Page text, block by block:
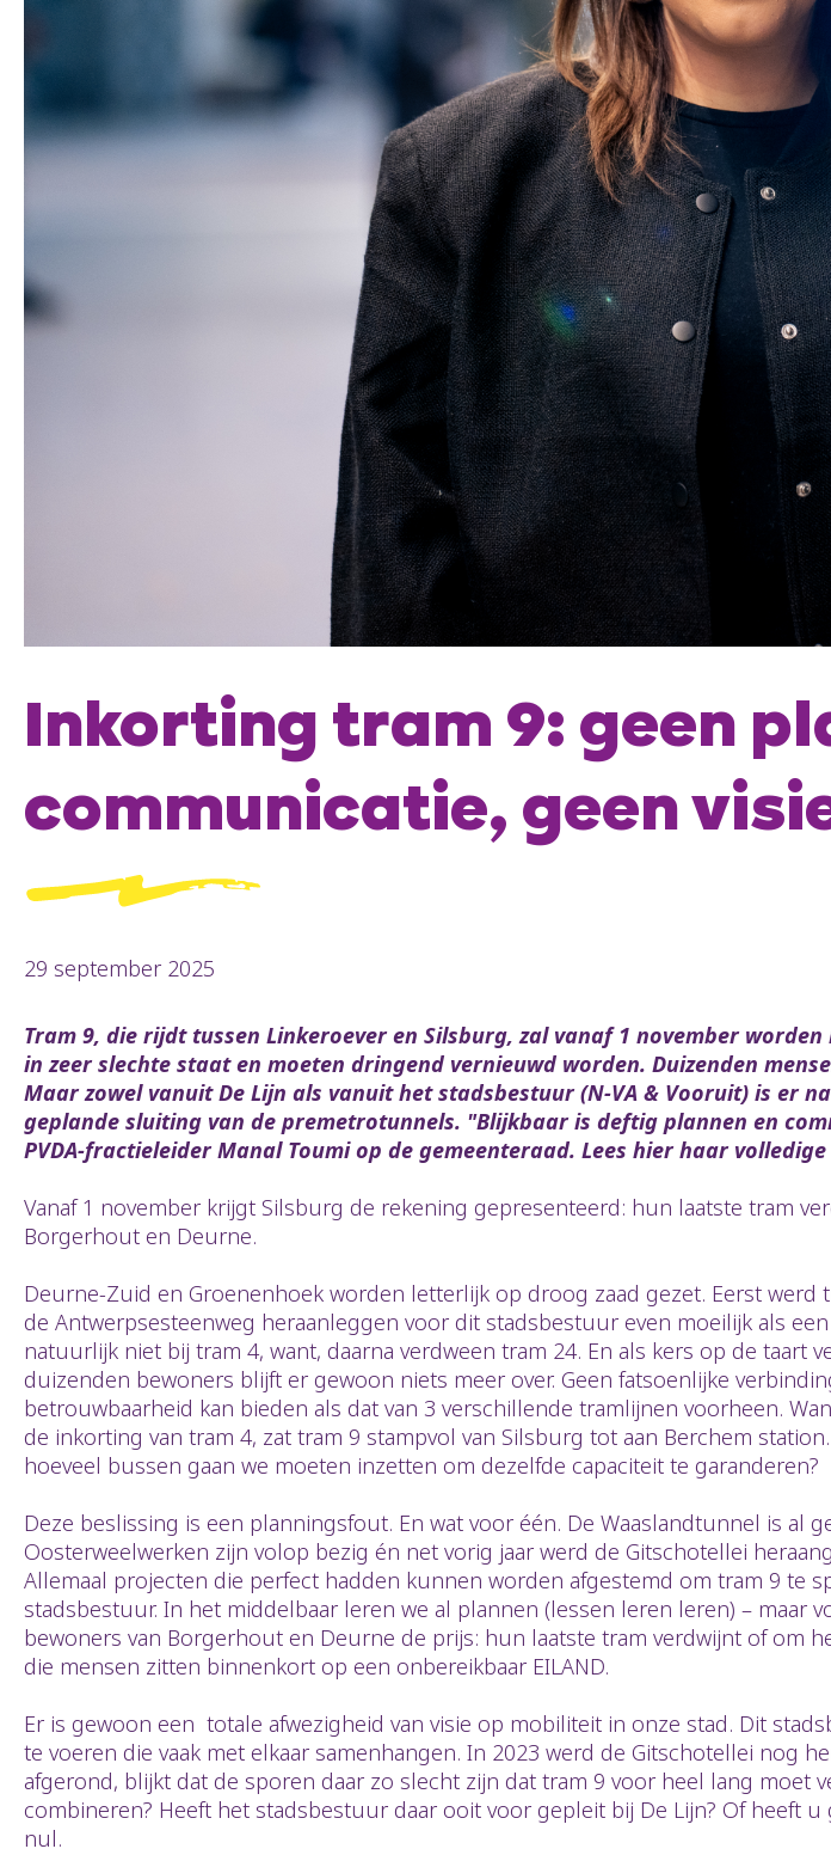
Inkorting tram 9: geen
communicatie, geen
29 september 2025
Tram 9, die rijdt tussen Linkeroever en Silsburg, zal vanaf 1 november
in zeer slechte staat en moeten dringend vernieuwd worden. Duizenden
Maar zowel vanuit De Lijn als vanuit het stadsbestuur (N-VA & Vooruit) is er
geplande sluiting van de premetrotunnels. "Blijkbaar is deftig plannen en
PVDA-fractieleider Manal Toumi op de gemeenteraad. Lees hier haar
Vanaf 1 november krijgt Silsburg de rekening gepresenteerd: hun laatste tram
Borgerhout en Deurne.
Deurne-Zuid en Groenenhoek worden letterlijk op droog zaad gezet. Eerst
de Antwerpsesteenweg heraanleggen voor dit stadsbestuur even moeilijk als
natuurlijk niet bij tram 4, want, daarna verdween tram 24. En als kers op de
duizenden bewoners blijft er gewoon niets meer over. Geen fatsoenlijke
betrouwbaarheid kan bieden als dat van 3 verschillende tramlijnen voorheen.
de inkorting van tram 4, zat tram 9 stampvol van Silsburg tot aan Berchem
hoeveel bussen gaan we moeten inzetten om dezelfde capaciteit te garanderen?
Deze beslissing is een planningsfout. En wat voor één. De Waaslandtunnel is
Oosterweelwerken zijn volop bezig én net vorig jaar werd de Gitschotellei
Allemaal projecten die perfect hadden kunnen worden afgestemd om tram 9 te
stadsbestuur. In het middelbaar leren we al plannen (lessen leren leren) –
bewoners van Borgerhout en Deurne de prijs: hun laatste tram verdwijnt of om
die mensen zitten binnenkort op een onbereikbaar EILAND.
Er is gewoon een totale afwezigheid van visie op mobiliteit in onze stad. Dit
te voeren die vaak met elkaar samenhangen. In 2023 werd de Gitschotellei nog
afgerond, blijkt dat de sporen daar zo slecht zijn dat tram 9 voor heel lang moet
combineren? Heeft het stadsbestuur daar ooit voor gepleit bij De Lijn? Of heeft
nul.